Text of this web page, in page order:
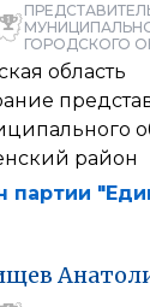
ГОРОДСКОГО
область
район
партии